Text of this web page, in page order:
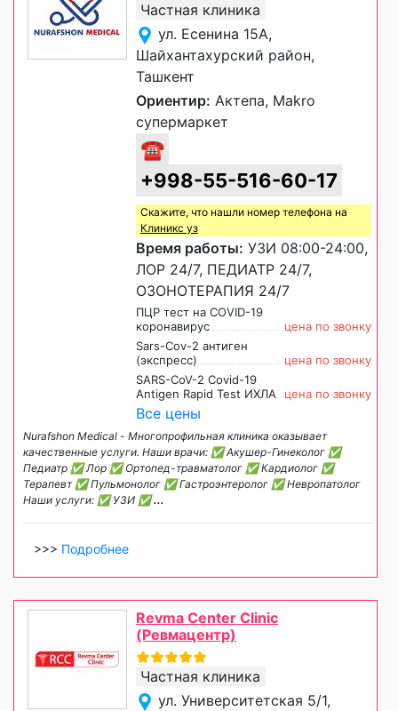
Частная клиника
ул. Есенина 15А,
Шайхантахурский район,
Ташкент
Ориентир: Актепа, Makro
супермаркет
☎
+998-55-516-60-17
Скажите, что нашли номер телефона на
Клиникс уз
Время работы: УЗИ 08:00-24:00,
ЛОР 24/7, ПЕДИАТР 24/7,
ОЗОНОТЕРАПИЯ 24/7
ПЦР тест на COVID-19
коронавирус
цена по звонку
Sars-Cov-2 антиген
(экспресс)
цена по звонку
SARS-CoV-2 Covid-19
Antigen Rapid Test ИХЛА
цена по звонку
Все цены
Nurafshon Medical - Многопрофильная клиника оказывает
качественные услуги. Наши врачи: ✅ Акушер-Гинеколог ✅
Педиатр ✅ Лор ✅ Ортопед-травматолог ✅ Кардиолог ✅
Терапевт ✅ Пульмонолог ✅ Гастроэнтеролог ✅ Невропатолог
Наши услуги: ✅ УЗИ ✅...
>>> Подробнее
Revma Center Clinic
(Ревмацентр)
Частная клиника
ул. Университетская 5/1,